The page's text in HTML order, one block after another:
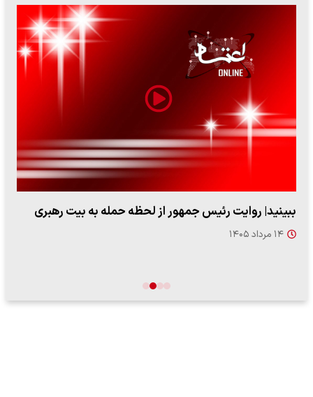
ببینید| روایت رئیس جمهور از لحظه حمله به بیت رهبری
۱۴ مرداد ۱۴۰۵